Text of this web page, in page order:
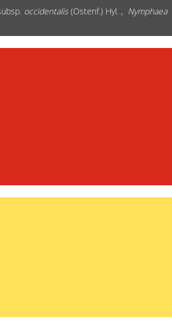
occidentalis(Ostenf.) Hyl. , Nymphaea